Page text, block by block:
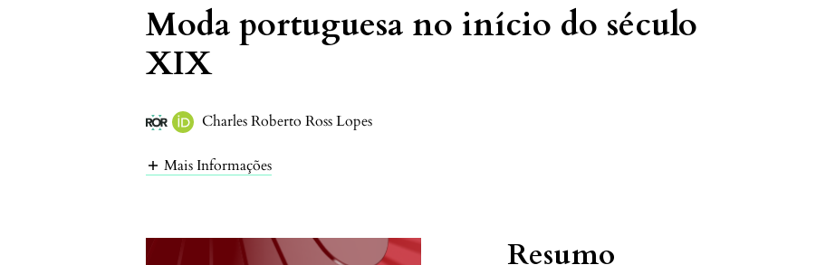
Moda portuguesa no início do século
XIX
Charles Roberto Ross Lopes
Mais Informações
Resumo